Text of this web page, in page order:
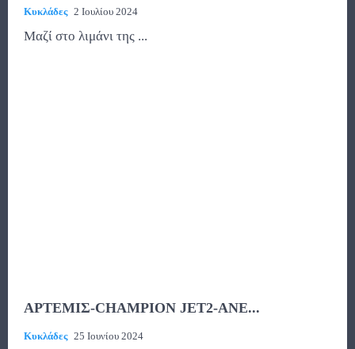
Κυκλάδες 2 Ιουλίου 2024
Μαζί στο λιμάνι της ...
ΑΡΤΕΜΙΣ-CHAMPION JET2-ΑΝΕ...
Κυκλάδες 25 Ιουνίου 2024